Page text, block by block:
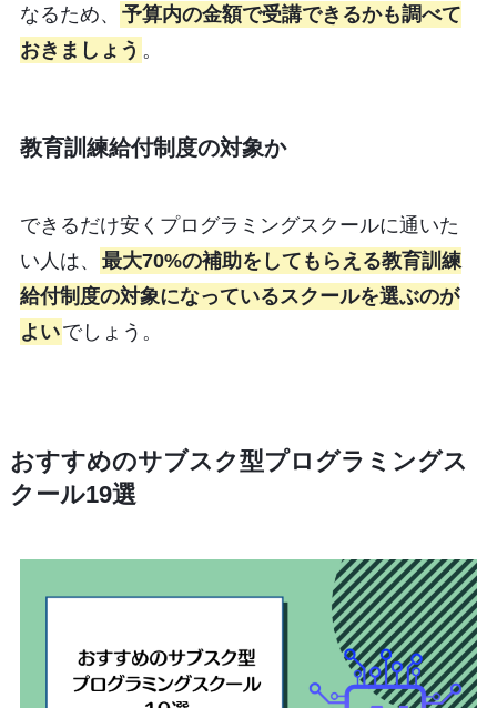
なるため、
予算内の金額で受講できるかも調べて
おきましょう 。
教育訓練給付制度の対象か
できるだけ安くプログラミングスクールに通いた
い人は、
最大70%の補助をしてもらえる教育訓練
給付制度の対象になっているスクールを選ぶのが
よいでしょう。
おすすめのサブスク型プログラミングス
クール19選